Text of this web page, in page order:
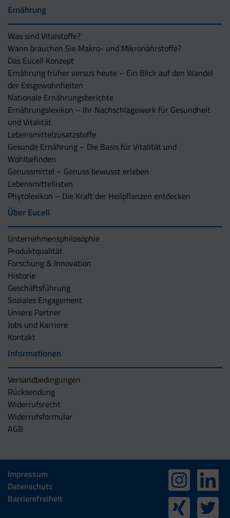
Ernährung
Was sind Vitalstoffe?
Wann brauchen Sie Makro- und Mikronährstoffe?
Das Eucell Konzept
Ernährung früher versus heute – Ein Blick auf den Wandel
der Essgewohnheiten
Nationale Ernährungsberichte
Ernährungslexikon – Ihr Nachschlagewerk für Gesundheit
und Vitalität
Lebensmittelzusatzstoffe
Gesunde Ernährung – Die Basis für Vitalität und
Wohlbefinden
Genussmittel – Genuss bewusst erleben
Lebensmittellisten
Phytolexikon – Die Kraft der Heilpflanzen entdecken
Über Eucell
Unternehmens­philosophie
Produktqualität
Forschung & Innovation
Historie
Geschäftsführung
Soziales Engagement
Unsere Partner
Jobs und Karriere
Kontakt
Informationen
Versandbedingungen
Rücksendung
Widerrufsrecht
Widerrufsformular
AGB
Impressum
Datenschutz
Barrierefreiheit